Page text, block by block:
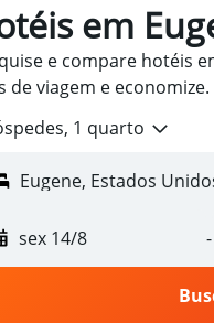
em
e compare hotéis
de viagem e economize.
1 quarto
sex 14/8 -